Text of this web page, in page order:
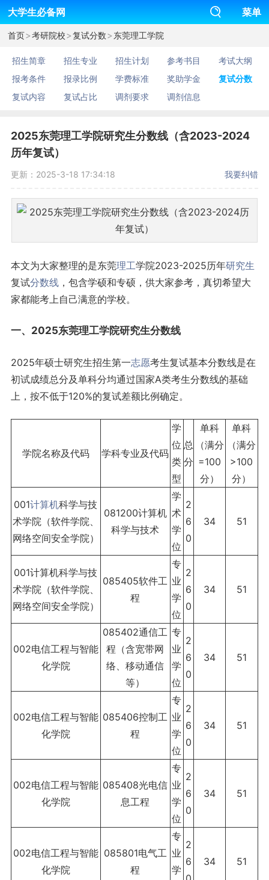
大学生必备网 菜单
首页>考研院校>复试分数>东莞理工学院
招生简章 招生专业 招生计划 参考书目
考试大纲
报考条件
报录比例 学费标准 奖助学金
复试分数
复试内容
复试占比 调剂要求 调剂信息
2025东莞理工学院研究生分数线（含2023-2024
历年复试）
更新：2025-3-18 17:34:18 我要纠错
本文为大家整理的是东莞理工学院2023-2025历年研究生
复试分数线，包含学硕和专硕，供大家参考，真切希望大
家都能考上自己满意的学校。
一、2025东莞理工学院研究生分数线
2025年硕士研究生招生第一志愿考生复试基本分数线是在
初试成绩总分及单科分均通过国家A类考生分数线的基础
上，按不低于120%的复试差额比例确定。
学院名称及代码 学科专业及代码
学
位
类
型
总
分
单科
（满分
=100
分）
单科
（满分
>100
分）
001计算机科学与技
术学院（软件学院、
网络空间安全学院）
081200计算机
科学与技术
学
术
学
位
2
6
0
34 51
001计算机科学与技
术学院（软件学院、
网络空间安全学院）
085405软件工
程
专
业
学
位
2
6
0
34 51
002电信工程与智能
化学院
085402通信工
程（含宽带网
络、移动通信
等）
专
业
学
位
2
6
0
34 51
002电信工程与智能
化学院
085406控制工
程
专
业
学
位
2
6
0
34 51
002电信工程与智能
化学院
085408光电信
息工程
专
业
学
位
2
6
0
34 51
002电信工程与智能
化学院
085801电气工
程
专
业
学
2
6
34 51